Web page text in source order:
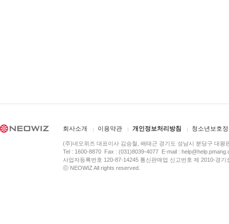
회사소개 이용약관 개인정보처리방침 청소년보호
(주)네오위즈 대표이사 김승철, 배태근 경기도 성남시 분당구 대왕
Tel : 1600-8870 Fax : (031)8039-4077 E-mail :
사업자등록번호 120-87-14245 통신판매업 신고번호 제 2010-경
ⓒ NEOWIZ All rights reserved.